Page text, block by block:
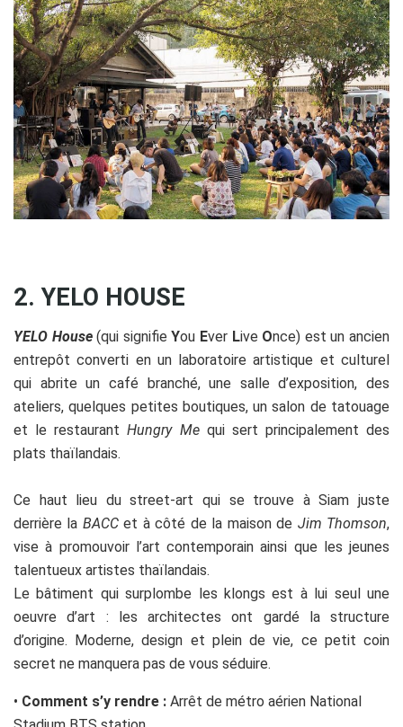
2. YELO HOUSE
YELO House(qui signifieYou Ever Live Once) est un ancien
entrepôt converti en un laboratoire artistique et culturel
qui abrite un café branché, une salle d’exposition, des
ateliers, quelques petites boutiques, un salon de tatouage
et le restaurantHungry Mequi sert principalement des
plats thaïlandais.
Ce haut lieu du street-art qui se trouve à Siam juste
derrière la BACCet à côté de la maison de Jim Thomson,
vise à promouvoir l’art contemporain ainsi que les jeunes
talentueux artistes thaïlandais.
Le bâtiment qui surplombe les klongs est à lui seul une
oeuvre d’art : les architectes ont gardé la structure
d’origine. Moderne, design et plein de vie, ce petit coin
secret ne manquera pas de vous séduire.
• Comment s’y rendre : Arrêt de métro aérien National